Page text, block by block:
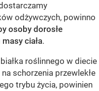
odżywczych, powinno
osoby dorosłe
ciała.
roślinnego w diecie
schorzenia przewlekłe
trybu życia, powinien